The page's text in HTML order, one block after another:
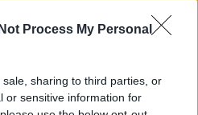
Process My Personal
sharing to third parties, or
or sensitive information for